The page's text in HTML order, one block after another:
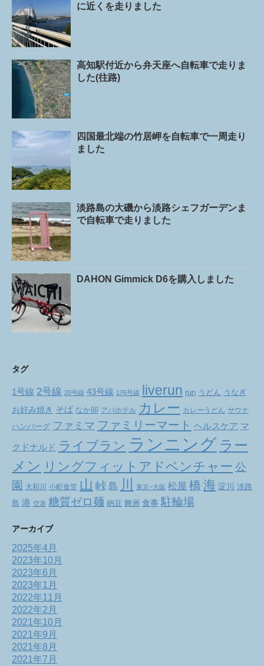
に近くを走りました
高知駅付近から弁天座へ自転車で走りま
した(往路)
四国最北端の竹居岬を自転車で一周走り
ました
淡路島の大磯から淡路シェフガーデンま
で自転車で走りました
DAHON Gimmick D6を購入しました
タグ
1号線 2号線 20号線 43号線 176号線 liverun run うどん うなぎ
お好み焼き そば なか卯 アパホテル カレー カレーうどん サウナ
ハンバーグ ファミマ ファミリーマート ヘルスケア マ
クドナルド ライブラン ランニング ラー
メン リングフィットアドベンチャー 公
園
大和川 小町食堂 山 峠 島 川 東京~大阪 松屋 橋 海 淀川
淡路
島 港 空港 糖質ゼロ麺 納豆 舞洲 食事 駐輪場
アーカイブ
2025年4月
2023年10月
2023年6月
2023年1月
2022年11月
2022年2月
2021年10月
2021年9月
2021年8月
2021年7月